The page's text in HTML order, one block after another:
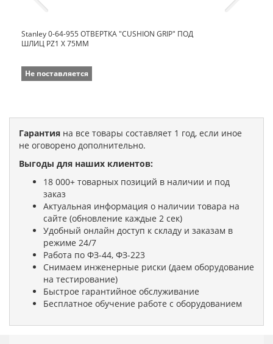
Stanley 0-64-955 ОТВЕРТКА "CUSHION GRIP" ПОД
ШЛИЦ PZ1 Х 75ММ
Не поставляется
Гарантия на все товары составляет 1 год, если иное
не оговорено дополнительно.
Выгоды для наших клиентов:
18 000+ товарных позиций в наличии и под
заказ
Актуальная информация о наличии товара на
сайте (обновление каждые 2 сек)
Удобный онлайн доступ к складу и заказам в
режиме 24/7
Работа по ФЗ-44, ФЗ-223
Снимаем инженерные риски (даем оборудование
на тестирование)
Быстрое гарантийное обслуживание
Бесплатное обучение работе с оборудованием